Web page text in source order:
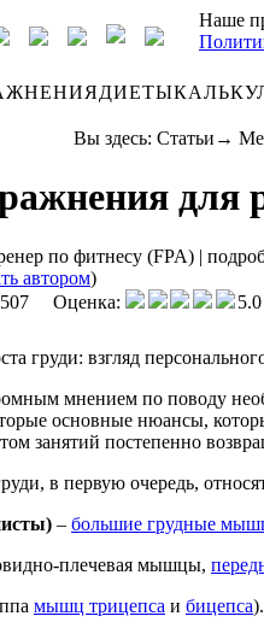
Наше
ДИЕТЫ
Вы здесь: Статьи →
для
по фитнесу (FPA) |
автором)
Оценка:
5.0
мнением по поводу
основные нюансы,
занятий постепенно
в первую очередь,
– большие грудные
плечевая мышцы,
мышц трицепса и бицепса).